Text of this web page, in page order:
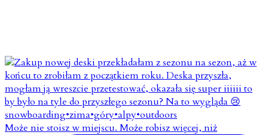
Może nie stoisz w miejscu. Może robisz więcej, niż